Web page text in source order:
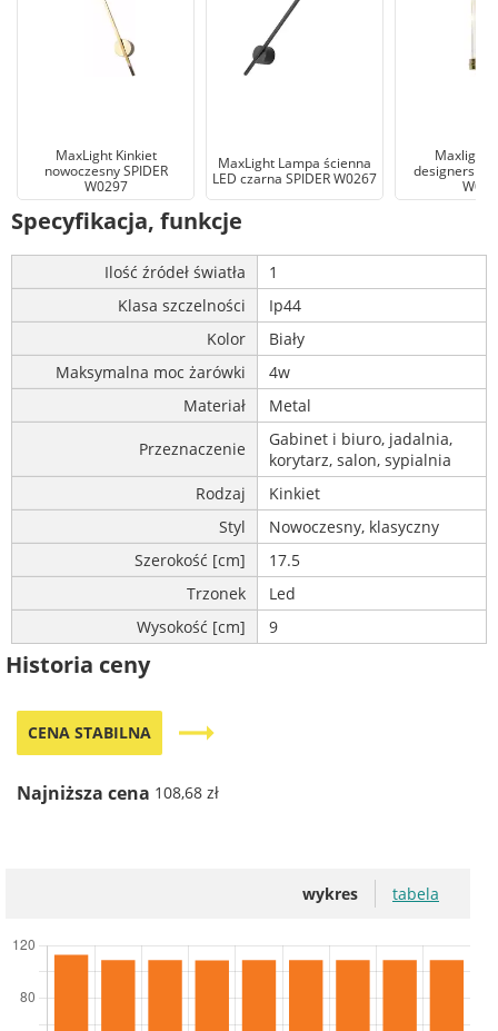
MaxLight Kinkiet
nowoczesny SPIDER
W0297
MaxLight Lampa ścienna
LED czarna SPIDER W0267
Maxlight
designerski
Specyfikacja, funkcje
Ilość źródeł światła
1
Klasa szczelności
Ip44
Kolor
Biały
Maksymalna moc żarówki
4w
Materiał
Metal
Przeznaczenie
Gabinet i biuro, jadalnia,
korytarz, salon, sypialnia
Rodzaj
Kinkiet
Styl
Nowoczesny, klasyczny
Szerokość [cm]
17.5
Trzonek
Led
Wysokość [cm]
9
Historia ceny
CENA STABILNA trending_flat
Najniższa cena 108,68 zł
wykres tabela